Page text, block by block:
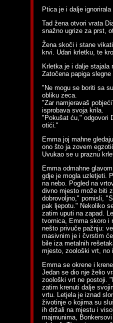
Ptica je i dalje
Tad žena otvori vrata
snažno ugrize za prst,
Žena skoči i stane
krvi. Udari krletku, te
Krletka je i dalje stajala
Zatočena papiga
"Ne mogu se boriti sa
obliku zeca.
"Zar namjeravaš
isprobava svoja krila.
"Pokušat ću," odgovori
otići."
Emma joj mahne
ono što ja zovem
Uvukao se u praznu
Emma odmahne
gdje je mogla uzletjeti.
na nebo. Pogled na
divno mjesto može biti
dobrovoljno," pomisli,
pak ljepotu." Nekoliko
zatim uputi na zapad.
tvornica, Emma skoro i
nešto privuče pažnju:
masivnim je i čvrstim
bile iza metalnih
mjesto, zoološki vrt, no
Emma se okrene i
Jedan se dio nje želio
zoološki vrt ne postoji.
zatim krenuti dalje
vrtu. Letjela je iznad
životinje o kojima su
ih držali na mjestu i
majmunima,